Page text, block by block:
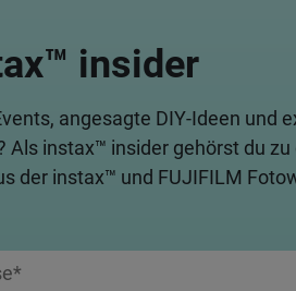
insider
angesagte DIY-Ideen und
Als instax™ insider gehörst du zu
der instax™ und FUJIFILM